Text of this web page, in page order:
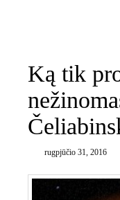
Ką tik
rugpjūčio 31, 2016